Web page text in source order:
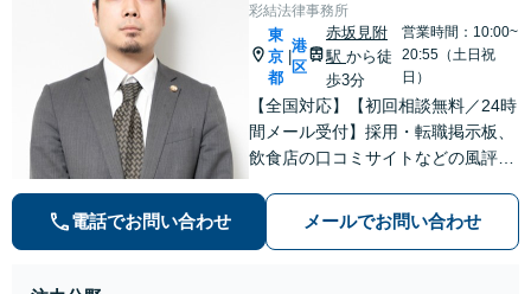
彩結法律事務所
東
京
都
港
区
赤坂見附
駅 から徒
歩3分
営業時間：10:00~
20:55（土日祝
日）
【全国対応】【初回相談無料／24時
間メール受付】採用・転職掲示板、
飲食店の口コミサイトなどの風評被
の種類を問わず相談可。可能な限り
早期対応で駆けつけサポート【労
電話でお問い合わせ メールでお問い合わせ